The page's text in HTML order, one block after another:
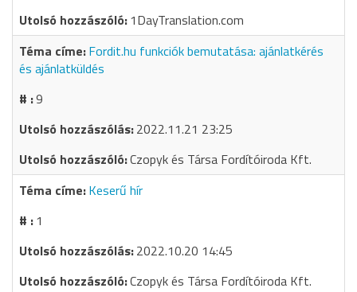
1DayTranslation.com
Fordit.hu funkciók bemutatása: ajánlatkérés
és ajánlatküldés
9
2022.11.21 23:25
Czopyk és Társa Fordítóiroda Kft.
Keserű hír
1
2022.10.20 14:45
Czopyk és Társa Fordítóiroda Kft.